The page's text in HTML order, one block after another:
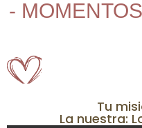
-
Tu
La nuestra: